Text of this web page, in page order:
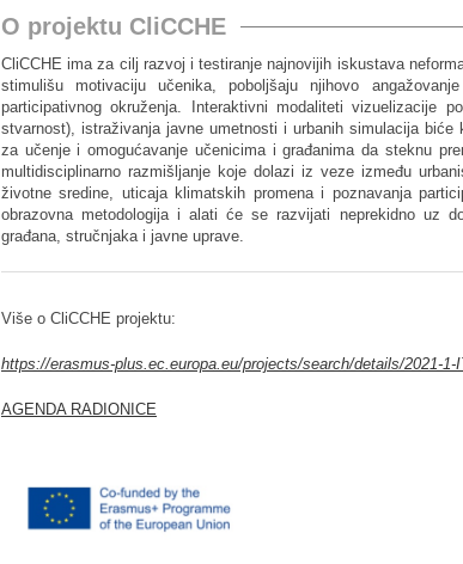
O projektu CliCCHE
CliCCHE ima za cilj razvoj i testiranje najnovijih iskustava
stimulišu motivaciju učenika, poboljšaju njihovo
participativnog okruženja. Interaktivni modaliteti vizuelizacije
stvarnost), istraživanja javne umetnosti i urbanih simulacija biće
za učenje i omogućavanje učenicima i građanima da steknu
multidisciplinarno razmišljanje koje dolazi iz veze između
životne sredine, uticaja klimatskih promena i poznavanja
obrazovna metodologija i alati će se razvijati neprekidno uz
građana, stručnjaka i javne uprave.
Više o CliCCHE projektu:
https://erasmus-plus.ec.europa.eu/projects/search/details/2021-1-
AGENDA RADIONICE